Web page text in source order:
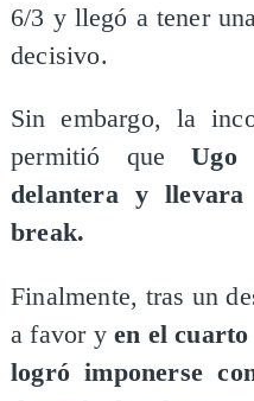
6/3 y llegó a tener
decisivo.
Sin embargo, la
permitió que
delantera y
break.
Finalmente, tras un
a favor y en el
logró imponerse